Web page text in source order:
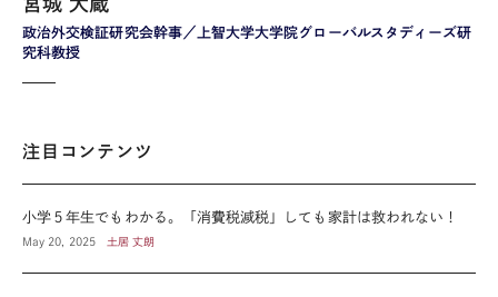
政治外交検証研究会幹事／上智大学大学院グローバルスタディーズ研
究科教授
注目コンテンツ
小学５年生でもわかる。「消費税減税」しても家計は救われない！
May 20, 2025 土居 丈朗